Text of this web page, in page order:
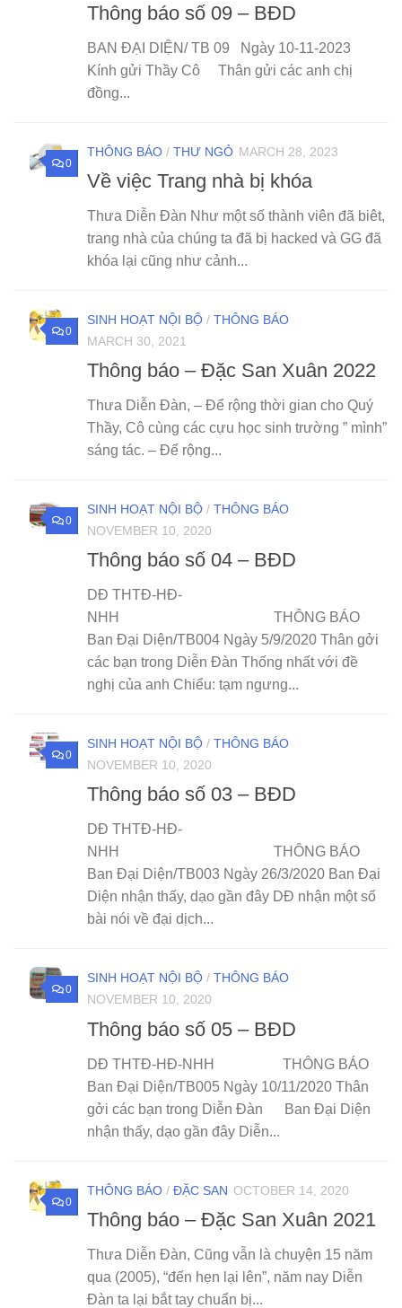
Thông báo số 09 – BĐD
BAN ĐẠI DIỆN/ TB 09 Ngày 10-11-2023
Kính gửi Thầy Cô Thân gửi các anh chị
đồng...
0
THÔNG BÁO / THƯ NGỎ MARCH 28, 2023
Về việc Trang nhà bị khóa
Thưa Diễn Đàn Như một số thành viên đã biêt,
trang nhà của chúng ta đã bị hacked và GG đã
khóa lại cũng như cảnh...
0
SINH HOẠT NỘI BỘ / THÔNG BÁO
MARCH 30, 2021
Thông báo – Đặc San Xuân 2022
Thưa Diễn Đàn, – Để rộng thời gian cho Quý
Thầy, Cô cùng các cựu học sinh trường ” mình”
sáng tác. – Để rộng...
0
SINH HOẠT NỘI BỘ / THÔNG BÁO
NOVEMBER 10, 2020
Thông báo số 04 – BĐD
DĐ THTĐ-HĐ-
NHH THÔNG BÁO
Ban Đại Diện/TB004 Ngày 5/9/2020 Thân gởi
các bạn trong Diễn Đàn Thống nhất với đề
nghị của anh Chiểu: tạm ngưng...
0
SINH HOẠT NỘI BỘ / THÔNG BÁO
NOVEMBER 10, 2020
Thông báo số 03 – BĐD
DĐ THTĐ-HĐ-
NHH THÔNG BÁO
Ban Đại Diện/TB003 Ngày 26/3/2020 Ban Đại
Diện nhận thấy, dạo gần đây DĐ nhận một số
bài nói về đại dịch...
0
SINH HOẠT NỘI BỘ / THÔNG BÁO
NOVEMBER 10, 2020
Thông báo số 05 – BĐD
DĐ THTĐ-HĐ-NHH THÔNG BÁO
Ban Đại Diện/TB005 Ngày 10/11/2020 Thân
gởi các bạn trong Diễn Đàn Ban Đại Diện
nhận thấy, dạo gần đây Diễn...
0
THÔNG BÁO / ĐẶC SAN OCTOBER 14, 2020
Thông báo – Đặc San Xuân 2021
Thưa Diễn Đàn, Cũng vẫn là chuyện 15 năm
qua (2005), “đến hẹn lại lên”, năm nay Diễn
Đàn ta lại bắt tay chuẩn bị...